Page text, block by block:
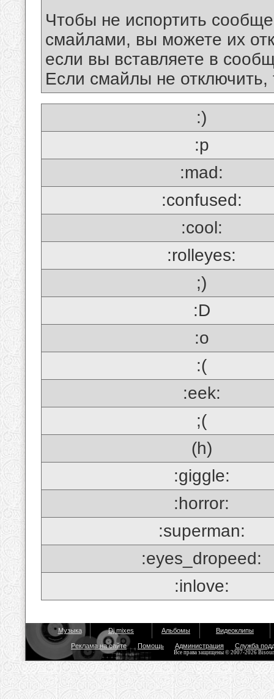
Чтобы не испортить
смайлами, вы можете их
если вы вставляете в
Если смайлы не отключить,
:)
:p
:mad:
:confused:
:cool:
:rolleyes:
;)
:D
:o
:(
:eek:
;(
(h)
:giggle:
:horror:
:superman:
:eyes_dropeed:
:inlove:
Музыка Dj mixes Альбомы Видеоклипы
Реклама на сайте Помощь Администрация Служба
Все права защищены © 2007-2026